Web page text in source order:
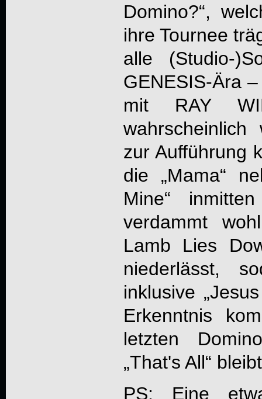
Domino?“,
ihre Tournee
alle (Studio-
GENESIS-Ära
mit RAY
zur Aufführung
die „Mama“
Mine“
verdammt
Lamb Lies
niederlässt,
inklusive
Erkenntnis
letzten
„That's All“
PS: Eine